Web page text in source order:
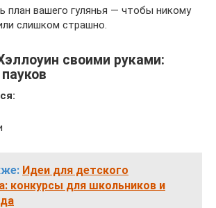
план вашего гулянья — чтобы никому
слишком страшно.
своими руками:
Идеи для детского
конкурсы для школьников и